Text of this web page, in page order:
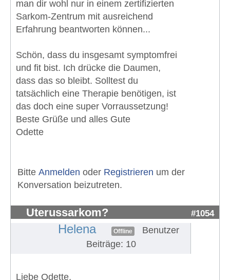
man dir wohl nur in einem zertifizierten
Sarkom-Zentrum mit ausreichend
Erfahrung beantworten können...
Schön, dass du insgesamt symptomfrei
und fit bist. Ich drücke die Daumen,
dass das so bleibt. Solltest du
tatsächlich eine Therapie benötigen, ist
das doch eine super Vorraussetzung!
Beste Grüße und alles Gute
Odette
Bitte Anmelden oder Registrieren um der
Konversation beizutreten.
Uterussarkom? #1054
Helena Offline
Benutzer
Beiträge: 10
Liebe Odette,